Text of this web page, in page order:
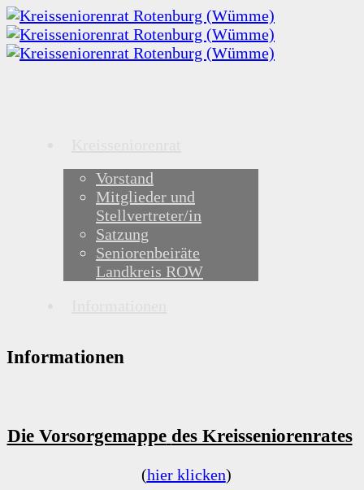
Vorstand
Mitglieder und
Stellvertreter/in
Satzung
Seniorenbeiräte
Landkreis ROW
Informationen
Die Vorsorgemappe des Kreisseniorenrates
(hier klicken)